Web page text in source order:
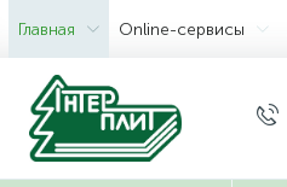
Главная Оnline-сервисы